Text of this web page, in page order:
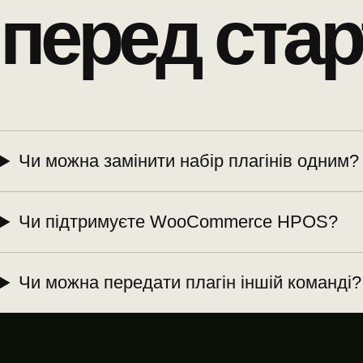
перед
Чи можна замінити набір плагінів одним?
Чи підтримуєте WooCommerce HPOS?
Чи можна передати плагін іншій команді?